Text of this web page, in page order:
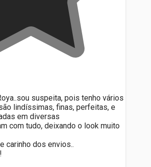
suspeita, pois tenho vários
lindíssimas, finas, perfeitas, e
em diversas
com tudo, deixando o look muito
carinho dos envios..